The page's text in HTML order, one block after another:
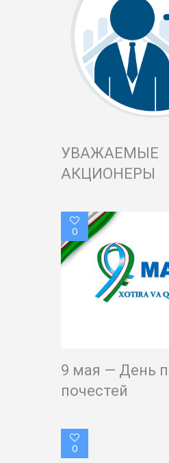
УВАЖАЕМЫЕ
АКЦИОНЕРЫ
0
9 мая — День
почестей
0